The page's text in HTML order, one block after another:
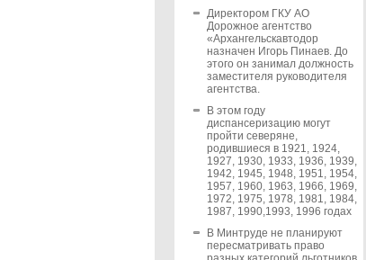
Директором ГКУ АО
Дорожное агентство
«Архангельскавтодор
назначен Игорь Пинаев. До
этого он занимал должность
заместителя руководителя
агентства.
В этом году
диспансеризацию могут
пройти северяне,
родившиеся в 1921, 1924,
1927, 1930, 1933, 1936, 1939,
1942, 1945, 1948, 1951, 1954,
1957, 1960, 1963, 1966, 1969,
1972, 1975, 1978, 1981, 1984,
1987, 1990,1993, 1996 годах
В Минтруде не планируют
пересматривать право